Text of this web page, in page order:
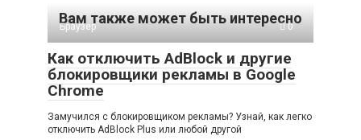
Вам также может быть интересно
Браузер 0
Как отключить AdBlock и другие
блокировщики рекламы в Google
Chrome
Замучился с блокировщиком рекламы? Узнай, как легко
отключить AdBlock Plus или любой другой